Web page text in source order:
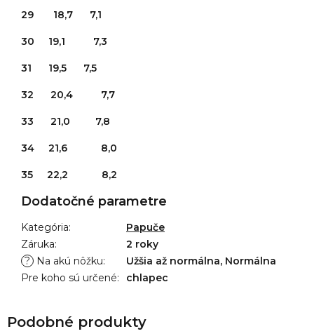
29 18,7 7,1
30 19,1 7,3
31 19,5 7,5
32 20,4 7,7
33 21,0 7,8
34 21,6 8,0
35 22,2 8,2
Dodatočné parametre
Kategória:
Papuče
Záruka:
2 roky
?
Na akú nôžku:
Užšia až normálna, Normálna
Pre koho sú určené: chlapec